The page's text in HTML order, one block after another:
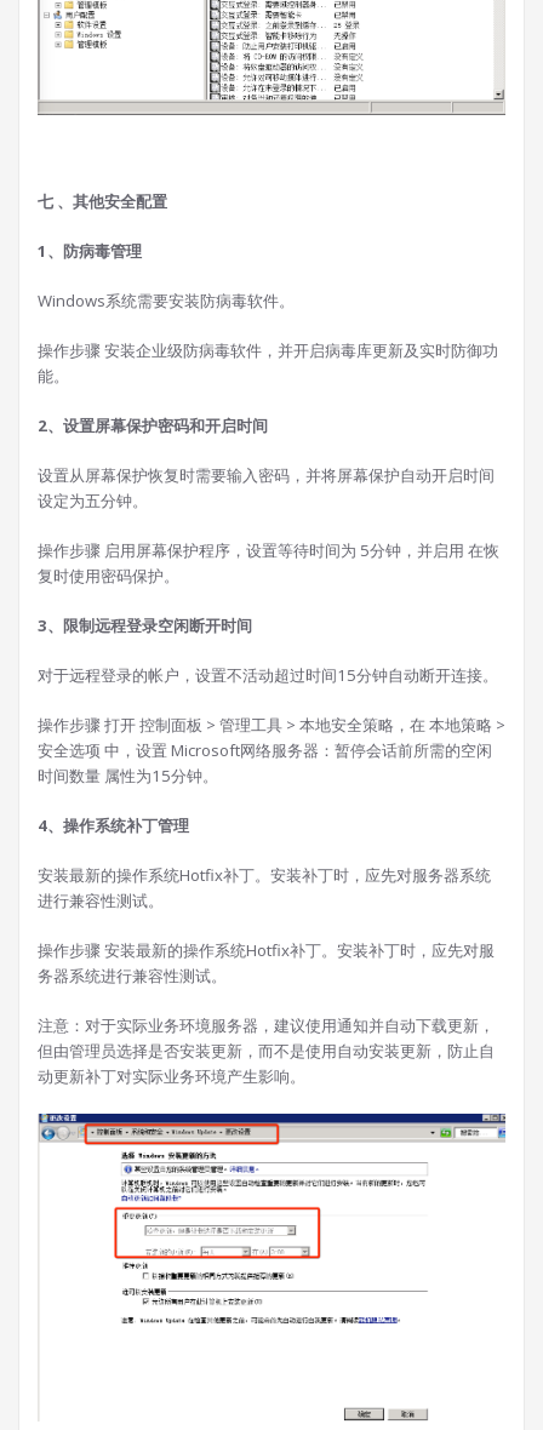
七 、其他安全配置
1、防病毒管理
Windows系统需要安装防病毒软件。
操作步骤 安装企业级防病毒软件，并开启病毒库更新及实时防御功
能。
2、设置屏幕保护密码和开启时间
设置从屏幕保护恢复时需要输入密码，并将屏幕保护自动开启时间
设定为五分钟。
操作步骤 启用屏幕保护程序，设置等待时间为 5分钟，并启用 在恢
复时使用密码保护。
3、限制远程登录空闲断开时间
对于远程登录的帐户，设置不活动超过时间15分钟自动断开连接。
操作步骤 打开 控制面板 > 管理工具 > 本地安全策略，在 本地策略 >
安全选项 中，设置 Microsoft网络服务器：暂停会话前所需的空闲
时间数量 属性为15分钟。
4、操作系统补丁管理
安装最新的操作系统Hotfix补丁。安装补丁时，应先对服务器系统
进行兼容性测试。
操作步骤 安装最新的操作系统Hotfix补丁。安装补丁时，应先对服
务器系统进行兼容性测试。
注意：对于实际业务环境服务器，建议使用通知并自动下载更新，
但由管理员选择是否安装更新，而不是使用自动安装更新，防止自
动更新补丁对实际业务环境产生影响。